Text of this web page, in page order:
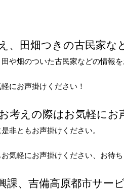
、田畑つきの古民家な
畑のついた古民家などの情報を
にお声掛けください！
考えの際はお気軽にお
非ともお声掛けください。
気軽にお声掛けください、お待ち
課、吉備高原都市サー